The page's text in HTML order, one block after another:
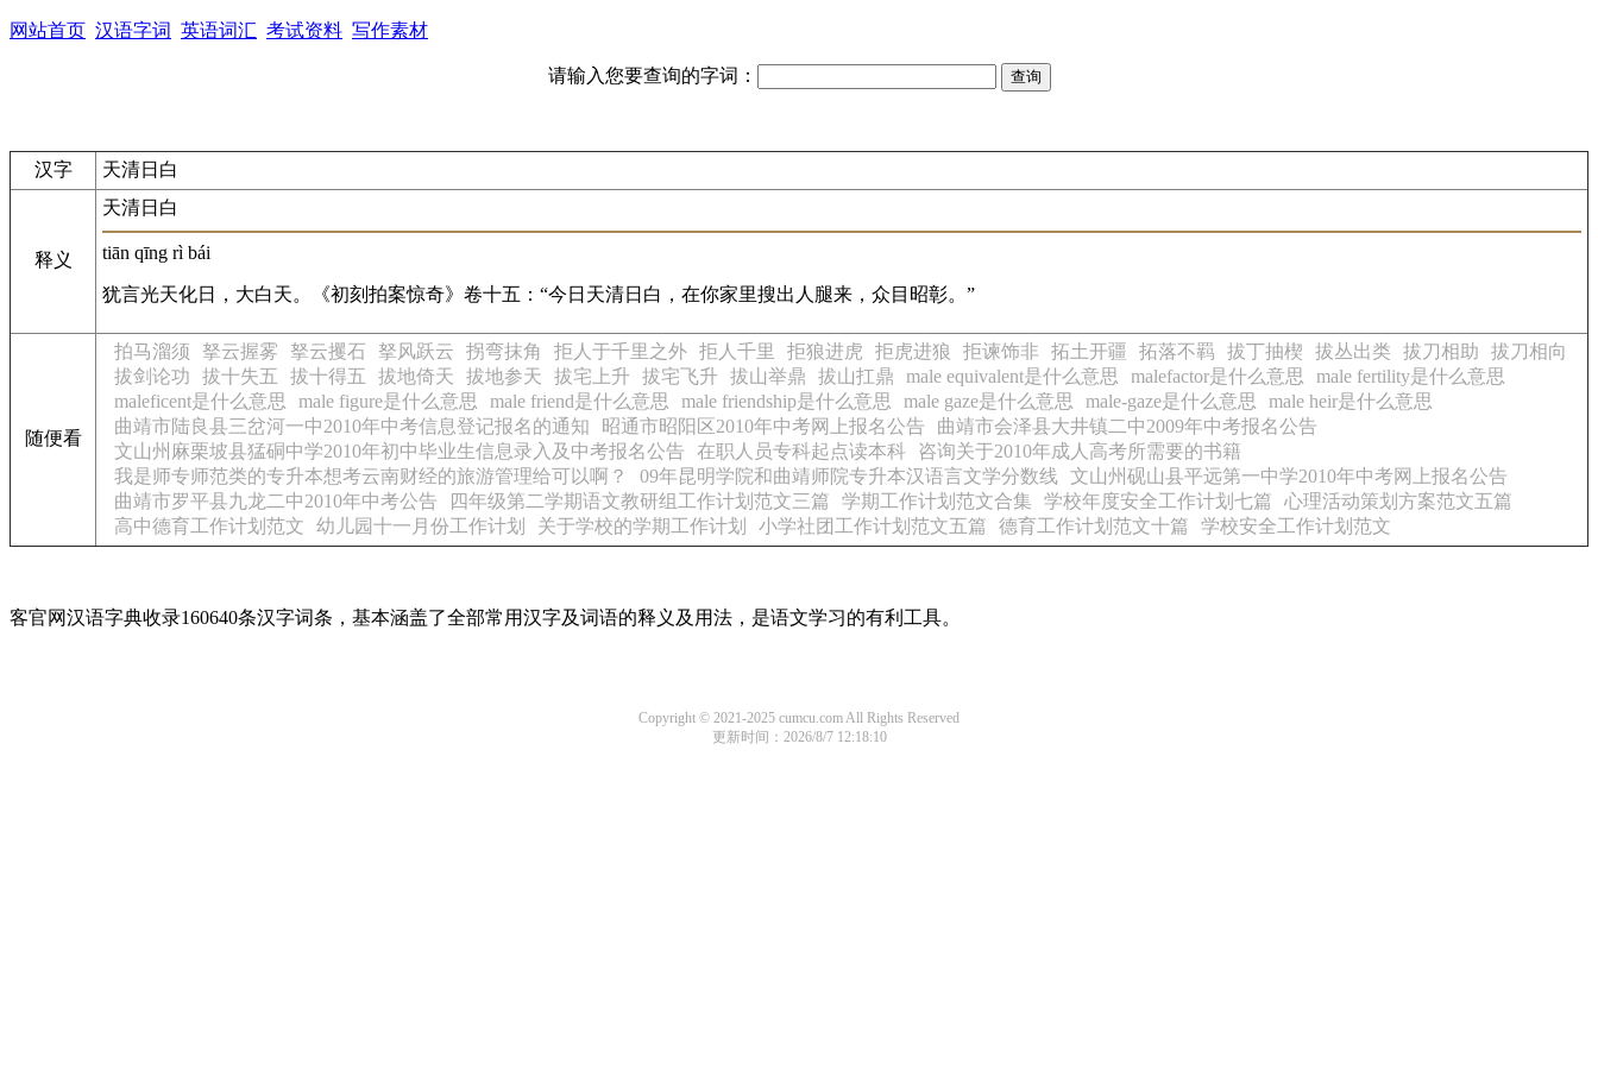
网站首页 汉语字词 英语词汇 考试资料 写作素材
请输入您要查询的字词：
汉字 天清日白
释义
天清日白
tiān qīng rì bái
犹言光天化日，大白天。《初刻拍案惊奇》卷十五：“今日天清日白，在你家里搜出人腿来，众目昭彰。”
随便看
拍马溜须 拏云握雾 拏云攫石 拏风跃云 拐弯抹角 拒人于千里之外 拒人千里 拒狼进虎 拒虎进狼 拒谏饰非 拓土开疆 拓落不羁 拔丁抽楔 拔丛出类 拔刀相助
拔刀相向
拔剑论功
拔十失五 拔十得五 拔地倚天 拔地参天 拔宅上升 拔宅飞升 拔山举鼎 拔山扛鼎 male equivalent是什么意思 malefactor是什么意思
male fertility是什么意思
maleficent是什么意思
male figure是什么意思 male friend是什么意思 male friendship是什么意思 male gaze是什么意思 male-gaze是什么意思
male heir是什么意思
曲靖市陆良县三岔河一中2010年中考信息登记报名的通知
昭通市昭阳区2010年中考网上报名公告
曲靖市会泽县大井镇二中2009年中考报名公告
文山州麻栗坡县猛硐中学2010年初中毕业生信息录入及中考报名公告
在职人员专科起点读本科
咨询关于2010年成人高考所需要的书籍
我是师专师范类的专升本想考云南财经的旅游管理给可以啊？
09年昆明学院和曲靖师院专升本汉语言文学分数线
文山州砚山县平远第一中学2010年中考网上报名公告
曲靖市罗平县九龙二中2010年中考公告
四年级第二学期语文教研组工作计划范文三篇 学期工作计划范文合集 学校年度安全工作计划七篇
心理活动策划方案范文五篇
高中德育工作计划范文
幼儿园十一月份工作计划 关于学校的学期工作计划 小学社团工作计划范文五篇 德育工作计划范文十篇 学校安全工作计划范文
客官网汉语字典收录160640条汉字词条，基本涵盖了全部常用汉字及词语的释义及用法，是语文学习的有利工具。
Copyright © 2021-2025 cumcu.com All Rights Reserved
更新时间：2026/8/7 12:18:10